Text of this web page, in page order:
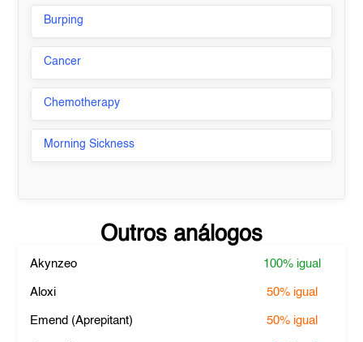
Burping
Cancer
Chemotherapy
Morning Sickness
Outros análogos
Akynzeo 100% igual
Aloxi 50% igual
Emend (Aprepitant) 50% igual